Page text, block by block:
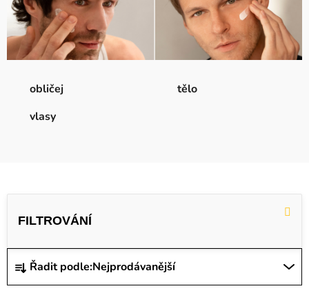
obličej
tělo
vlasy
Ř
a
Řadit podle:Nejprodávanější
V
s